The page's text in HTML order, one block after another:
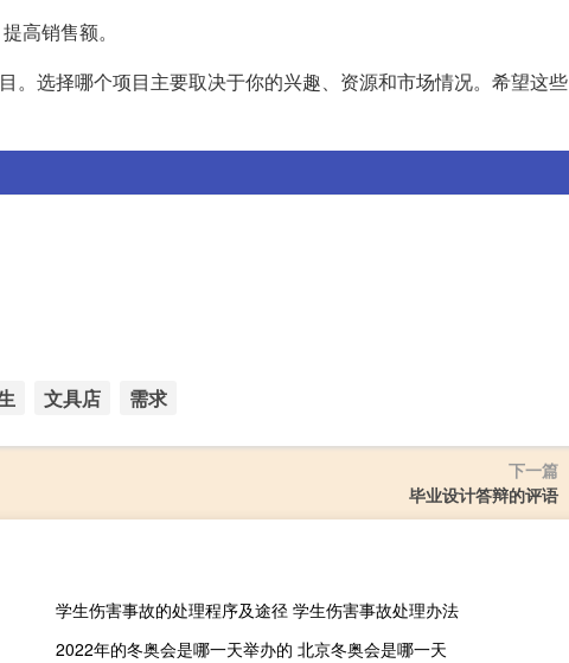
高销售额。
选择哪个项目主要取决于你的兴趣、资源和市场情况。希望这些
文具店 需求
下一篇
毕业设计答辩的评语
学生伤害事故的处理程序及途径 学生伤害事故处理办法
2022年的冬奥会是哪一天举办的 北京冬奥会是哪一天